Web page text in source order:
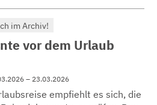
im Archiv!
vor dem Urlaub
– 23.03.2026
empfiehlt es sich, die